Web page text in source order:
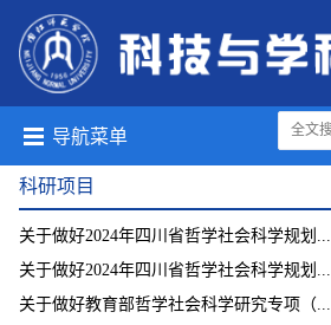
导航菜单
科研项目
关于做好2024年四川省哲学社会科学规划...
关于做好2024年四川省哲学社会科学规划...
关于做好教育部哲学社会科学研究专项（...